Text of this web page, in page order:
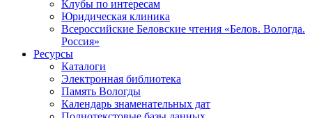
Клубы по интересам
Юридическая клиника
Всероссийские Беловские чтения «Белов. Вологда.
Россия»
Ресурсы
Каталоги
Электронная библиотека
Память Вологды
Календарь знаменательных дат